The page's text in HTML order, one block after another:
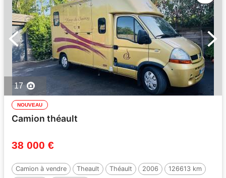
17
NOUVEAU
Camion théault
38 000 €
Camion à vendre Theault Théault 2006
126613 km